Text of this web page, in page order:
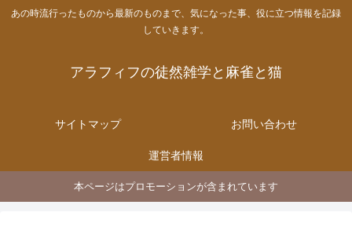
あの時流行ったものから最新のものまで、気になった事、役に立つ情報を記録
していきます。
アラフィフの徒然雑学と麻雀と猫
サイトマップ お問い合わせ
運営者情報
本ページはプロモーションが含まれています